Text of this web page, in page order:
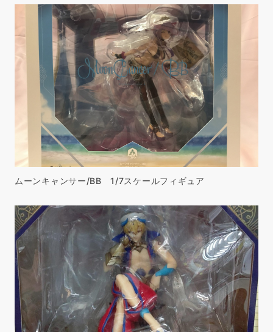
ムーンキャンサー/BB 1/7スケールフィギュア